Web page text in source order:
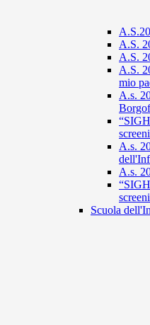
A.S.
A.S.
A.S.
mio
A.s.
A.s.
A.s.
Scuola